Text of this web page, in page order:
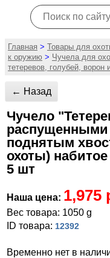
Главная > Товары для
к оружию > Чучела для
тетеревов, голубей, ворон
← Назад
Чучело
поднятым
охоты)
5 шт
Наша цена: 1,975
Вес товара: 1050 g
ID товара: 12392
Временно нет в